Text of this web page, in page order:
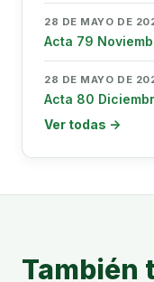
28 DE MAYO DE
Acta 79
28 DE MAYO DE
Acta 80
Ver todas →
También